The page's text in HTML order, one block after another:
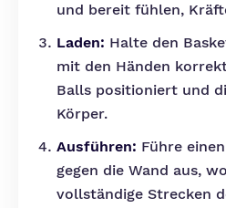
und bereit fühlen,
Laden: Halte den
mit den Händen
Balls positioniert und
Körper.
Ausführen: Führe
gegen die Wand aus,
vollständige Strecken